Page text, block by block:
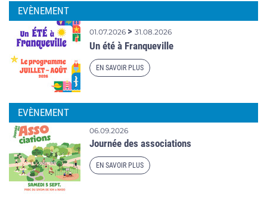
EVÈNEMENT
01.07.2026 > 31.08.2026
Un été à Franqueville
EN SAVOIR PLUS
EVÈNEMENT
06.09.2026
Journée des associations
EN SAVOIR PLUS